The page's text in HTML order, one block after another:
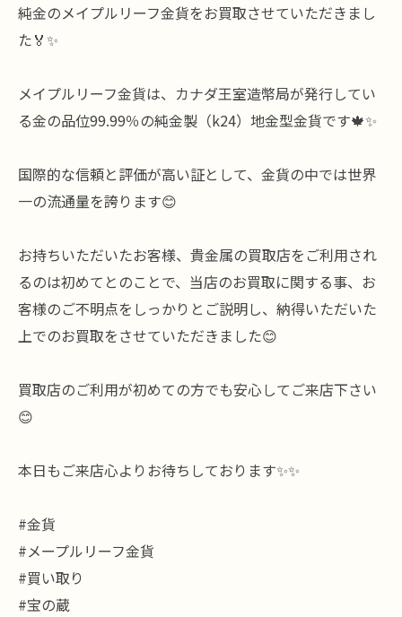
純金のメイプルリーフ金貨をお買取させていただきまし
た🏅✨
メイプルリーフ金貨は、カナダ王室造幣局が発行してい
る金の品位99.99％の純金製（k24）地金型金貨です🍁✨
国際的な信頼と評価が高い証として、金貨の中では世界
一の流通量を誇ります😊
お持ちいただいたお客様、貴金属の買取店をご利用され
るのは初めてとのことで、当店のお買取に関する事、お
客様のご不明点をしっかりとご説明し、納得いただいた
上でのお買取をさせていただきました😊
買取店のご利用が初めての方でも安心してご来店下さい
😊
本日もご来店心よりお待ちしております✨✨
#金貨
#メープルリーフ金貨
#買い取り
#宝の蔵